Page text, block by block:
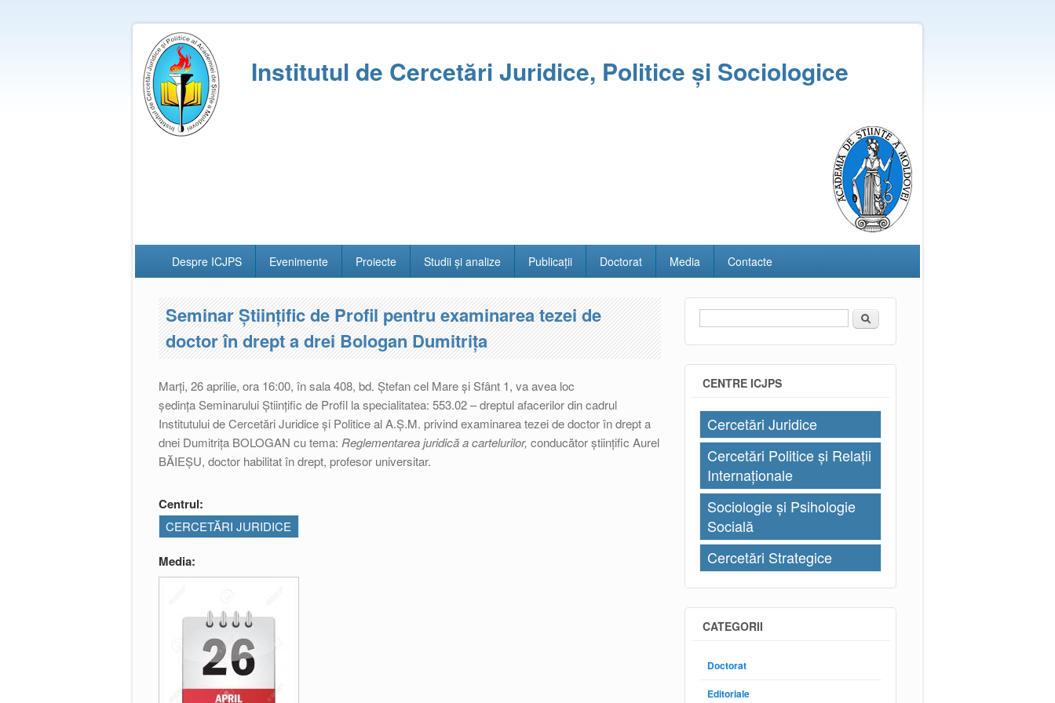
Institutul de Cercetări Juridice, Politice și Sociologice
Despre ICJPS Evenimente Proiecte Studii și analize Publicații Doctorat Media Contacte
Seminar Științific de Profil pentru examinarea tezei de
doctor în drept a drei Bologan Dumitrița
Marți, 26 aprilie, ora 16:00, în sala 408, bd. Ștefan cel Mare și Sfânt 1, va avea loc
ședința Seminarului Științific de Profil la specialitatea: 553.02 – dreptul afacerilor din cadrul
Institutului de Cercetări Juridice și Politice al A.Ș.M. privind examinarea tezei de doctor în drept a
dnei Dumitrița BOLOGAN cu tema: Reglementarea juridică a cartelurilor, conducător științific Aurel
BĂIEȘU, doctor habilitat în drept, profesor universitar.
Centrul:
CERCETĂRI JURIDICE
Media:
Formular de căutare
Căutare
CENTRE ICJPS
Cercetări Juridice
Cercetări Politice și Relații
Internaționale
Sociologie și Psihologie
Socială
Cercetări Strategice
CATEGORII
Doctorat
Editoriale